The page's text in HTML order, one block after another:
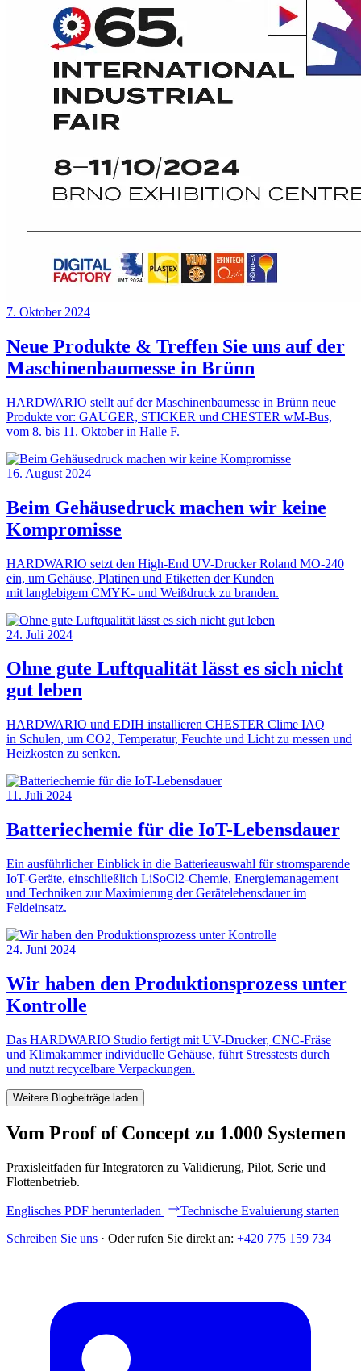
7. Oktober 2024
Neue Produkte & Treffen Sie uns auf der
Maschinenbaumesse in Brünn
HARDWARIO stellt auf der Maschinenbaumesse in Brünn neue
Produkte vor: GAUGER, STICKER und CHESTER wM-Bus,
vom 8. bis 11. Oktober in Halle F.
16. August 2024
Beim Gehäusedruck machen wir keine
Kompromisse
HARDWARIO setzt den High-End UV-Drucker Roland MO-240
ein, um Gehäuse, Platinen und Etiketten der Kunden
mit langlebigem CMYK- und Weißdruck zu branden.
24. Juli 2024
Ohne gute Luftqualität lässt es sich nicht
gut leben
HARDWARIO und EDIH installieren CHESTER Clime IAQ
in Schulen, um CO2, Temperatur, Feuchte und Licht zu messen und
Heizkosten zu senken.
11. Juli 2024
Batteriechemie für die IoT-Lebensdauer
Ein ausführlicher Einblick in die Batterieauswahl für stromsparende
IoT-Geräte, einschließlich LiSoCl2-Chemie, Energiemanagement
und Techniken zur Maximierung der Gerätelebensdauer im
Feldeinsatz.
24. Juni 2024
Wir haben den Produktionsprozess unter
Kontrolle
Das HARDWARIO Studio fertigt mit UV-Drucker, CNC-Fräse
und Klimakammer individuelle Gehäuse, führt Stresstests durch
und nutzt recycelbare Verpackungen.
Weitere Blogbeiträge laden
Vom Proof of Concept zu 1.000 Systemen
Praxisleitfaden für Integratoren zu Validierung, Pilot, Serie und
Flottenbetrieb.
Englisches PDF herunterladen
Technische Evaluierung starten
Schreiben Sie uns · Oder rufen Sie direkt an: +420 775 159 734